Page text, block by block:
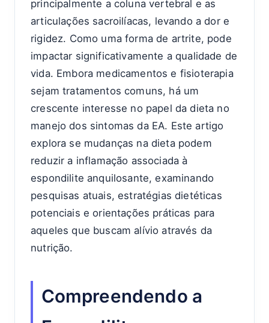
principalmente a coluna vertebral e as
articulações sacroilíacas, levando a dor e
rigidez. Como uma forma de artrite, pode
impactar significativamente a qualidade de
vida. Embora medicamentos e fisioterapia
sejam tratamentos comuns, há um
crescente interesse no papel da dieta no
manejo dos sintomas da EA. Este artigo
explora se mudanças na dieta podem
reduzir a inflamação associada à
espondilite anquilosante, examinando
pesquisas atuais, estratégias dietéticas
potenciais e orientações práticas para
aqueles que buscam alívio através da
nutrição.
Compreendendo a